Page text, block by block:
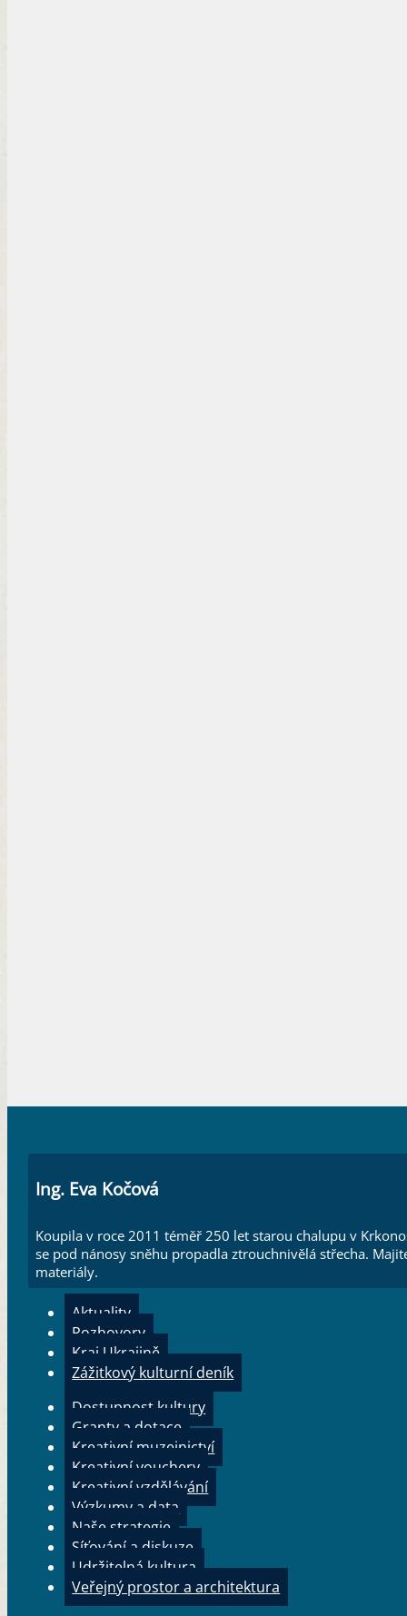
Ing. Eva Kočová
Koupila v roce 2011 téměř 250 let starou chalupu v
se pod nánosy sněhu propadla ztrouchnivělá střecha.
materiály.
Aktuality
Rozhovory
Kraj Ukrajině
Zážitkový kulturní deník
Dostupnost kultury
Granty a dotace
Kreativní muzejnictví
Kreativní vouchery
Kreativní vzdělávání
Výzkumy a data
Naše strategie
Síťování a diskuze
Udržitelná kultura
Veřejný prostor a architektura